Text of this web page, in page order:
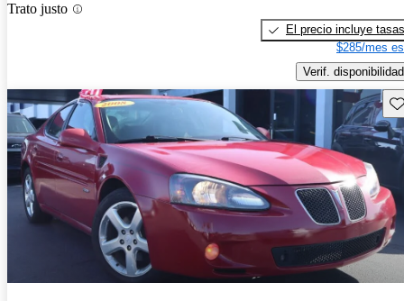
Trato justo
El precio incluye tasas
$285/mes
Verif. disponibilidad